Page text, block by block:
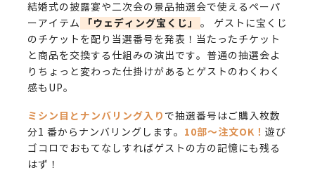
結婚式の披露宴や二次会の景品抽選会で使えるペーパ
ーアイテム
「ウェディング宝くじ」
。 ゲストに宝くじ
のチケットを配り当選番号を発表！当たったチケット
と商品を交換する仕組みの演出です。普通の抽選会よ
りちょっと変わった仕掛けがあるとゲストのわくわく
感もUP。
ミシン目とナンバリング入り で抽選番号はご購入枚数
分1 番からナンバリングします。 10部～注文OK！ 遊び
ゴコロでおもてなしすればゲストの方の記憶にも残る
はず！